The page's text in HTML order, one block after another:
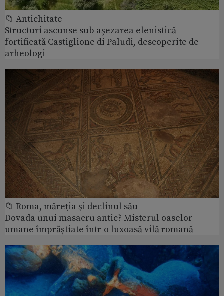
📁 Antichitate
Structuri ascunse sub așezarea elenistică
fortificată Castiglione di Paludi, descoperite de
arheologi
📁 Roma, măreţia şi declinul său
Dovada unui masacru antic? Misterul oaselor
umane împrăștiate într-o luxoasă vilă romană